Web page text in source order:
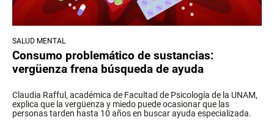
SALUD MENTAL
Consumo problemático de sustancias:
vergüenza frena búsqueda de ayuda
Claudia Rafful, académica de Facultad de Psicología de la UNAM,
explica que la vergüenza y miedo puede ocasionar que las
personas tarden hasta 10 años en buscar ayuda especializada.